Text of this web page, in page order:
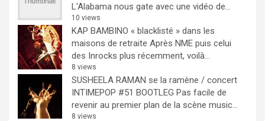
L'Alabama nous gate avec une vidéo de...
10 views
KAP BAMBINO « blacklisté » dans les
maisons de retraite Après NME puis celui
des Inrocks plus récemment, voilà...
8 views
SUSHEELA RAMAN se la ramène / concert
INTIMEPOP #51 BOOTLEG Pas facile de
revenir au premier plan de la scène music...
8 views